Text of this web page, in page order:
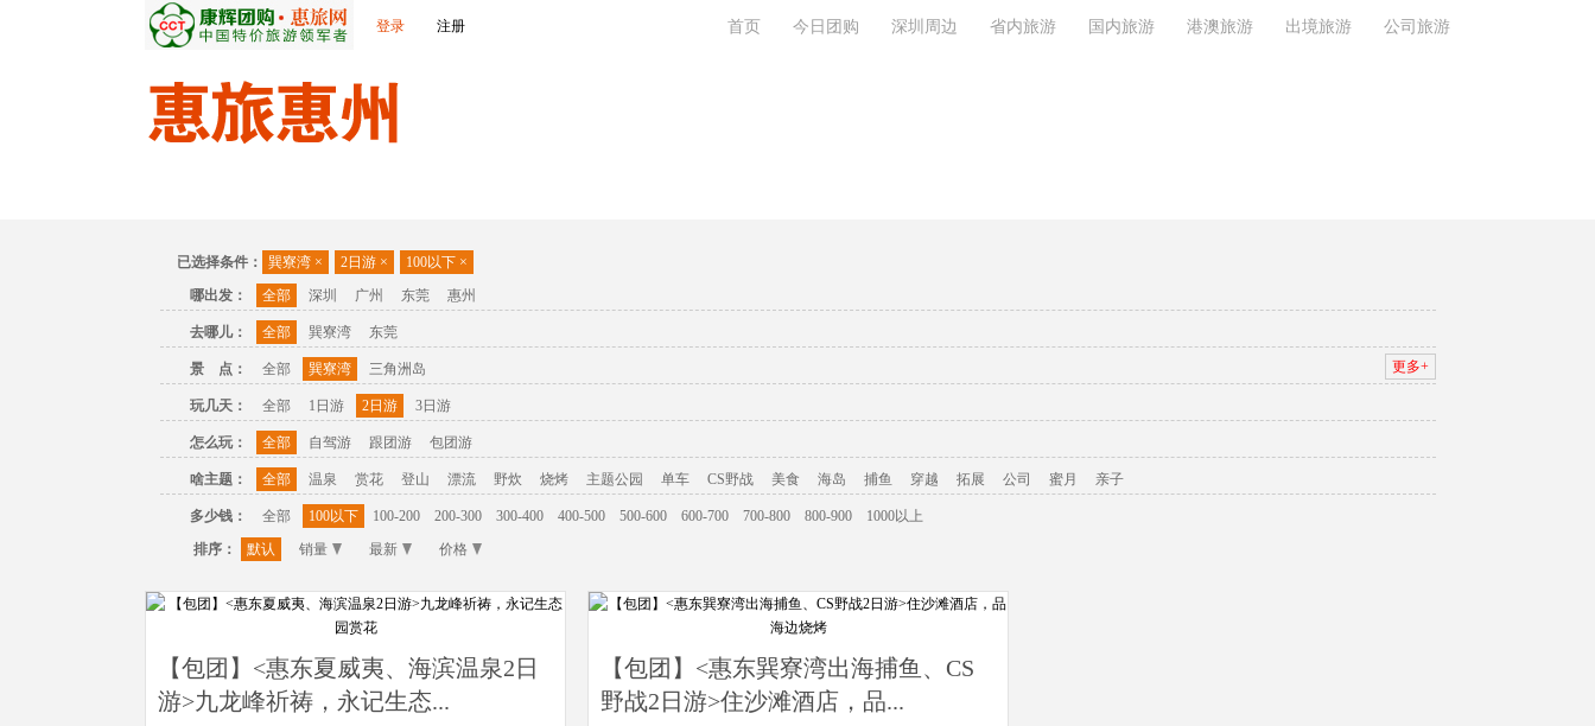
登录 注册 首页 今日团购 深圳周边 省内旅游 国内旅游 港澳旅游 出境旅游 公司旅游
已选择条件： 巽寮湾 × 2日游 × 100以下 ×
哪出发：
全部 深圳 广州 东莞 惠州
去哪儿： 全部 巽寮湾 东莞
景 点： 全部 巽寮湾 三角洲岛 更多+
玩几天： 全部 1日游 2日游 3日游
怎么玩： 全部 自驾游 跟团游 包团游
啥主题： 全部 温泉 赏花 登山 漂流 野炊 烧烤 主题公园 单车 CS野战 美食 海岛 捕鱼 穿越 拓展 公司 蜜月 亲子
多少钱： 全部 100以下 100-200 200-300 300-400 400-500 500-600 600-700 700-800 800-900
1000以上
排序：
默认 销量 最新 价格
【包团】<惠东夏威夷、海滨温泉2日
游>九龙峰祈祷，永记生态...
【包团】<惠东巽寮湾出海捕鱼、CS
野战2日游>住沙滩酒店，品...